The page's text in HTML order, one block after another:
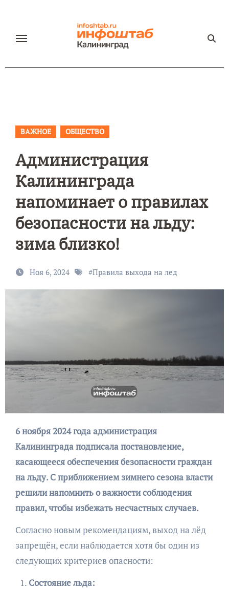
содержанию
ВАЖНОЕ ОБЩЕСТВО
Администрация
Калининграда
напоминает о правилах
безопасности на льду:
зима близко!
Ноя 6, 2024 #Правила выхода на лед
6 ноября 2024 года администрация
Калининграда подписала постановление,
касающееся обеспечения безопасности граждан
на льду. С приближением зимнего сезона власти
решили напомнить о важности соблюдения
правил, чтобы избежать несчастных случаев.
Согласно новым рекомендациям, выход на лёд
запрещён, если наблюдается хотя бы один из
следующих критериев опасности:
Состояние льда: